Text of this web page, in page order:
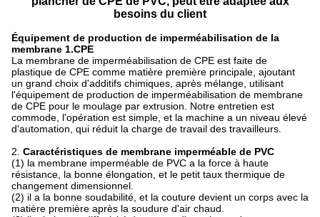
besoins du client
Équipement de production de imperméabilisation de la
membrane 1.CPE
La membrane de imperméabilisation de CPE est faite de
plastique de CPE comme matière première principale, ajoutant
un grand choix d'additifs chimiques, après mélange, utilisant
l'équipement de production de imperméabilisation de membrane
de CPE pour le moulage par extrusion. Notre entretien est
commode, l'opération est simple, et la machine a un niveau élevé
d'automation, qui réduit la charge de travail des travailleurs.
2. Caractéristiques de membrane imperméable de PVC
(1) la membrane imperméable de PVC a la force à haute
résistance, la bonne élongation, et le petit taux thermique de
changement dimensionnel.
(2) il a la bonne soudabilité, et la couture devient un corps avec la
matière première après la soudure d'air chaud.